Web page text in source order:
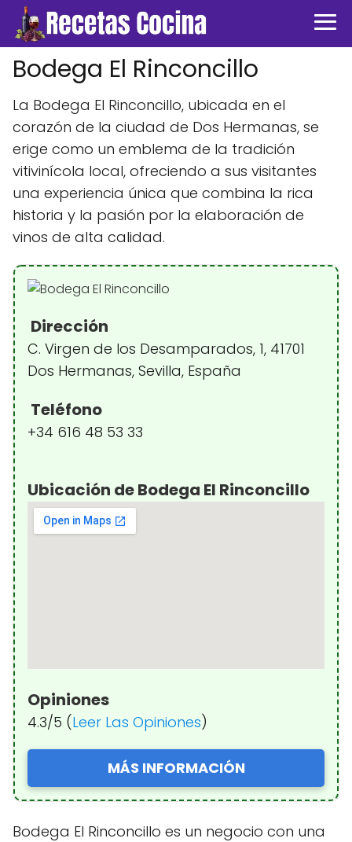
Bodega El Rinconcillo
La Bodega El Rinconcillo, ubicada en el
corazón de la ciudad de Dos Hermanas, se
erige como un emblema de la tradición
vitivinícola local, ofreciendo a sus visitantes
una experiencia única que combina la rica
historia y la pasión por la elaboración de
vinos de alta calidad.
Dirección
C. Virgen de los Desamparados, 1, 41701
Dos Hermanas, Sevilla, España
Teléfono
+34 616 48 53 33
Ubicación de Bodega El Rinconcillo
Opiniones
4.3/5 (Leer Las Opiniones)
MÁS INFORMACIÓN
Bodega El Rinconcillo es un negocio con una